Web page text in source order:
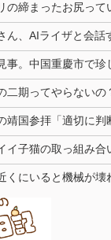
イ子猫の取っ組み合
くにいると機械が壊